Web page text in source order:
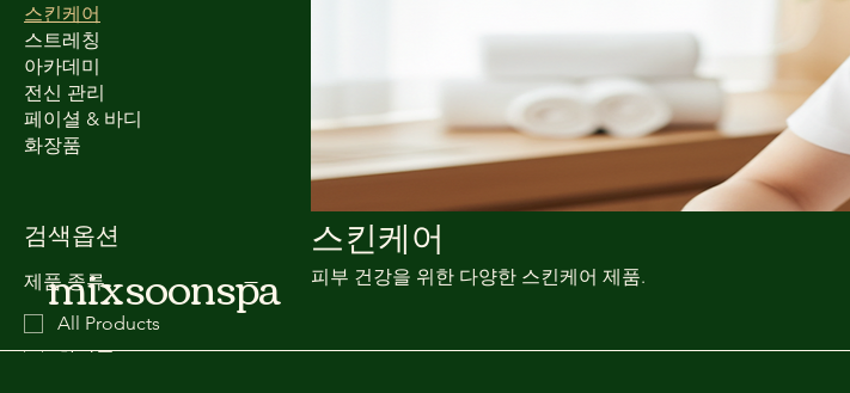
스킨케어
스트레칭
아카데미
전신 관리
페이셜 & 바디
화장품
검색옵션
제품 종류
All Products
화장품
스킨케어
피부 건강을 위한 다양한 스킨케어 제품.
mixsoonspa